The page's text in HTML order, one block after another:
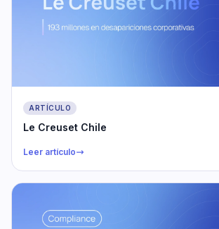
ARTÍCULO
Le Creuset Chile
Leer artículo